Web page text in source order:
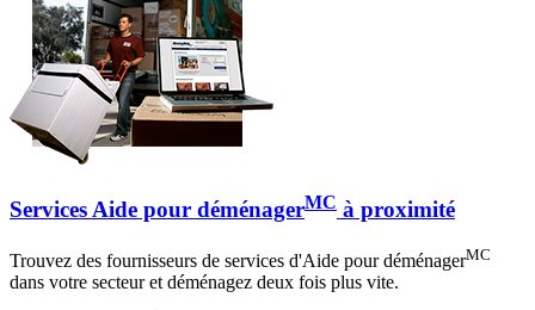
Services Aide pour déménagerMC à proximité
Trouvez des fournisseurs de services d'Aide pour déménagerMC
dans votre secteur et déménagez deux fois plus vite.